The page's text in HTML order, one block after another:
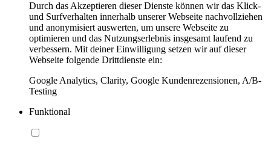
Durch das Akzeptieren dieser Dienste können wir das Klick-
und Surfverhalten innerhalb unserer Webseite nachvollziehen
und anonymisiert auswerten, um unsere Webseite zu
optimieren und das Nutzungserlebnis insgesamt laufend zu
verbessern. Mit deiner Einwilligung setzen wir auf dieser
Webseite folgende Drittdienste ein:
Google Analytics, Clarity, Google Kundenrezensionen, A/B-
Testing
Funktional